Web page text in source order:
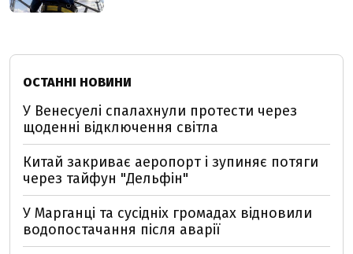
ОСТАННІ НОВИНИ
У Венесуелі спалахнули протести через
щоденні відключення світла
Китай закриває аеропорт і зупиняє потяги
через тайфун "Дельфін"
У Марганці та сусідніх громадах відновили
водопостачання після аварії